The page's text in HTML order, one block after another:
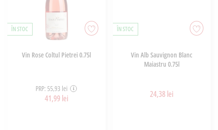
ÎN STOC
Vin Rose Coltul Pietrei 0.75l
PRP: 55,93 lei
41,99 lei
ÎN STOC
Vin Alb Sauvignon Blanc
Maiastru 0.75l
24,38 lei